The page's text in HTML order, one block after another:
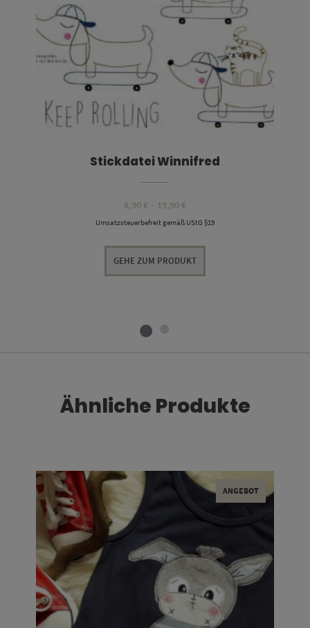
Stickdatei Winnifred
8,90 € – 19,90 €
bis
Umsatzsteuerbefreit gemäß UStG §19
GEHE ZUM PRODUKT
Ähnliche Produkte
ANGEBOT